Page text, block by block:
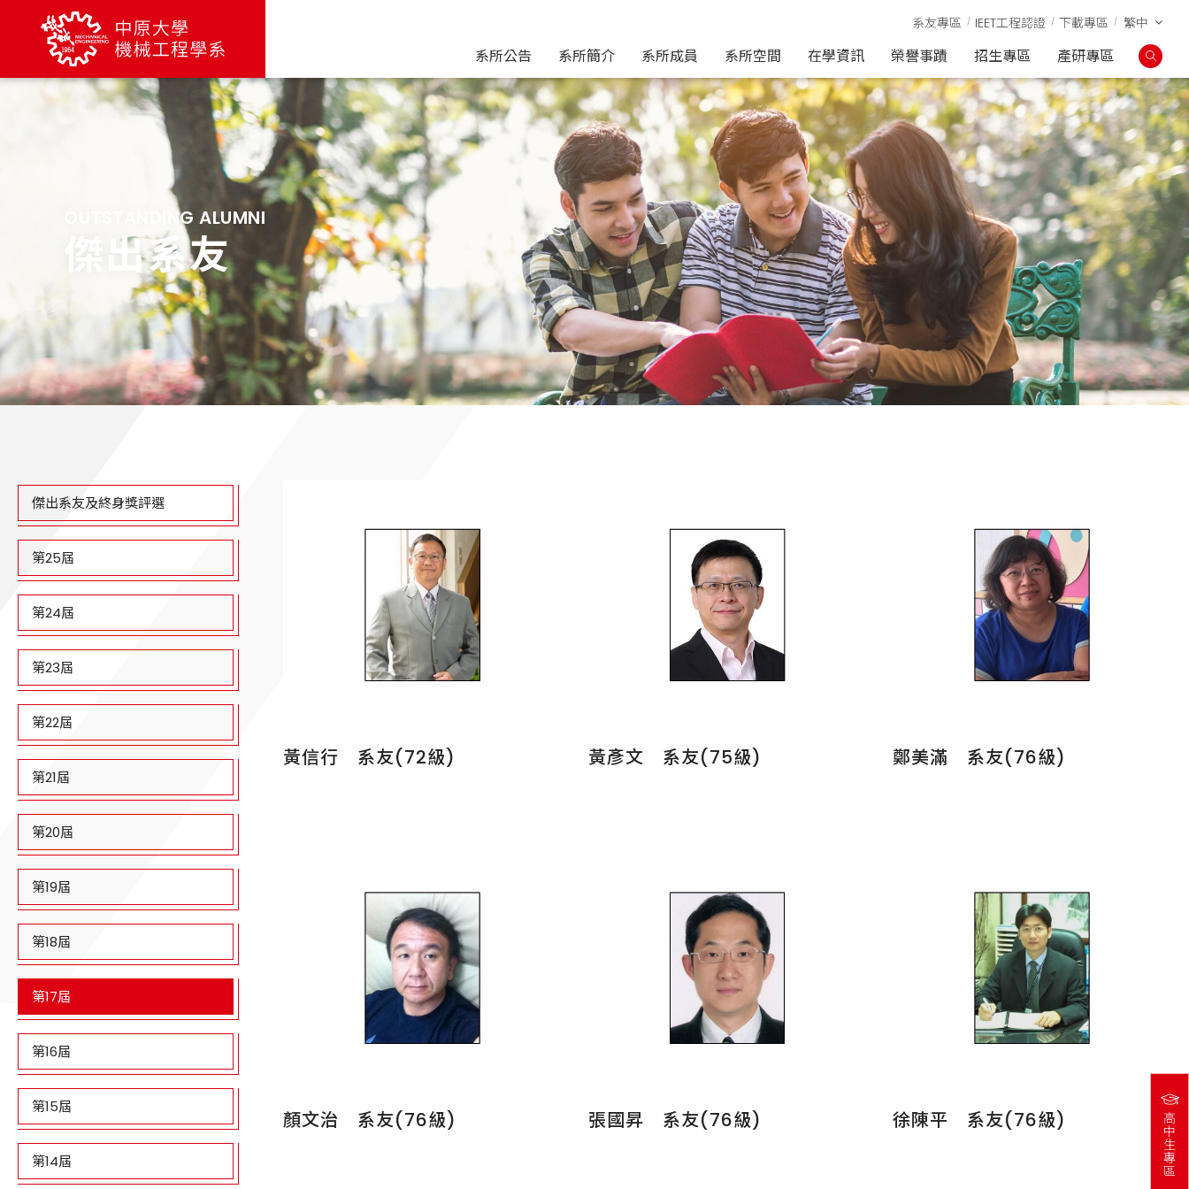
系友專區 IEET工程認證 下載專區 繁中
系所公告 系所簡介 系所成員 系所空間 在學資訊 榮譽事蹟 招生專區 產研專區
OUTSTANDING ALUMNI
傑出系友
傑出系友及終身獎評選
第25屆
第24屆
第23屆
第22屆
第21屆
第20屆
第19屆
第18屆
第17屆
第16屆
第15屆
第14屆
黃信行 系友(72級) 黃彥文 系友(75級) 鄭美滿 系友(76級)
顏文治 系友(76級) 張國昇 系友(76級) 徐陳平 系友(76級) 高
中
生
專
區